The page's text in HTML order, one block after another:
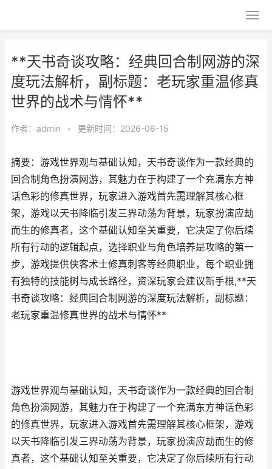
**天书奇谈攻略：经典回合制网游的深
度玩法解析，副标题：老玩家重温修真
世界的战术与情怀**
作者： admin • 更新时间：2026-06-15
摘要：游戏世界观与基础认知，天书奇谈作为一款经典的
回合制角色扮演网游，其魅力在于构建了一个充满东方神
话色彩的修真世界，玩家进入游戏首先需理解其核心框
架，游戏以天书降临引发三界动荡为背景，玩家扮演应劫
而生的修真者，这个基础认知至关重要，它决定了你后续
所有行动的逻辑起点，选择职业与角色培养是攻略的第一
步，游戏提供侠客术士修真刺客等经典职业，每个职业拥
有独特的技能树与成长路径，资深玩家会建议新手根,**天
书奇谈攻略：经典回合制网游的深度玩法解析，副标题：
老玩家重温修真世界的战术与情怀**
游戏世界观与基础认知，天书奇谈作为一款经典的回合制
角色扮演网游，其魅力在于构建了一个充满东方神话色彩
的修真世界，玩家进入游戏首先需理解其核心框架，游戏
以天书降临引发三界动荡为背景，玩家扮演应劫而生的修
真者，这个基础认知至关重要，它决定了你后续所有行动